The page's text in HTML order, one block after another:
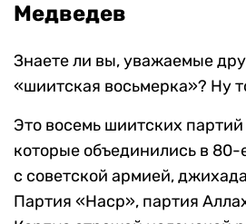
Медведев
Знаете ли вы, уважаемые
«шиитская восьмерка»? Ну
Это восемь шиитских
которые объединились в 80-
с советской армией,
Партия «Наср», партия